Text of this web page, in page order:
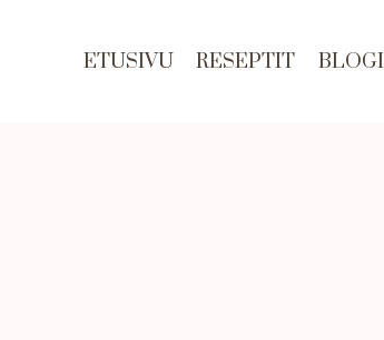
ETUSIVU RESEPTIT BLOGI